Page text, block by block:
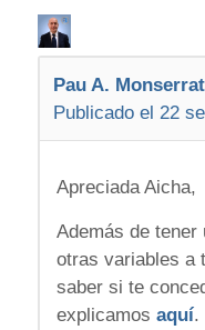
Pau A. Monserrat
Publicado el 22
Apreciada Aicha,
Además de tener
otras variables a
saber si te
explicamos aquí.